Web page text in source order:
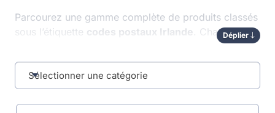
Parcourez une gamme complète de produits classés
sous l’étiquette codes postaux Irlande . Chaque
article a été soigneusement indexé pour vous
permettre de trouver rapidement ce dont vous avez
besoin. Cette organisation par tag optimise non
seulement lanavigation, mais aussi la pertinence
des résultats.
Déplier
Sélectionner une catégorie